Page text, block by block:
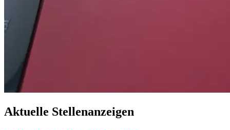
Aktuelle Stellenanzeigen